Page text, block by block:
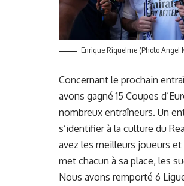
Enrique Riquelme (Photo Angel
Concernant le prochain
avons gagné 15 Coupes
nombreux entraîneurs. Un
s’identifier à la culture du
avez les meilleurs joueurs et
met chacun à sa place, les
Nous avons remporté 6